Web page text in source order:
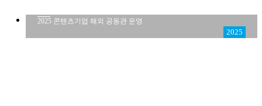
2025
2025 콘텐츠기업 해외 공동관 운영